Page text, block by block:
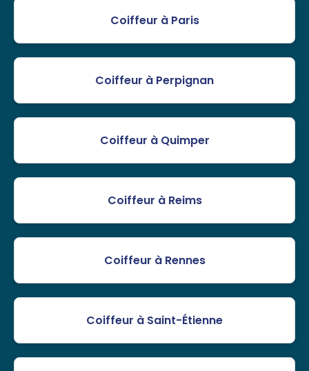
Coiffeur à Paris
Coiffeur à Perpignan
Coiffeur à Quimper
Coiffeur à Reims
Coiffeur à Rennes
Coiffeur à Saint-Étienne